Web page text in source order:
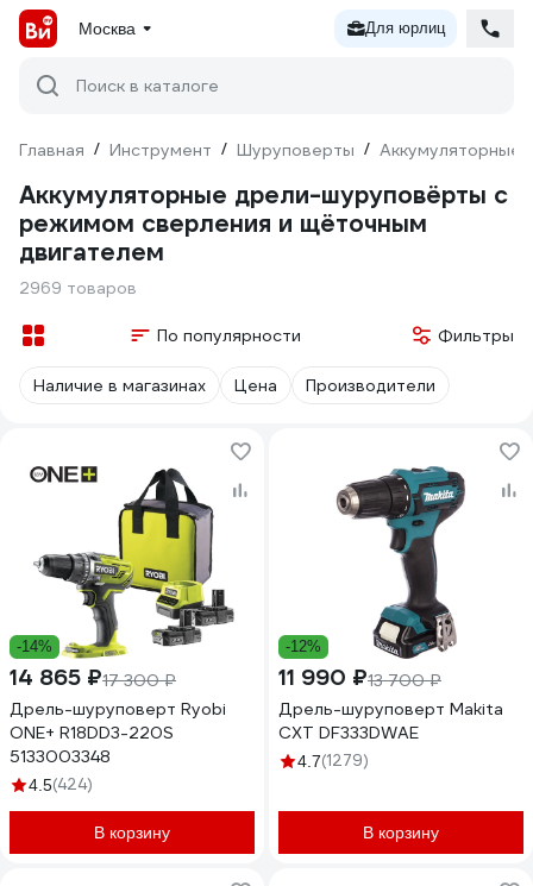
Москва Для юрлиц
Поиск в каталоге
Главная / Инструмент / Шуруповерты / Аккумуляторные
Аккумуляторные дрели-шуруповёрты с
режимом сверления и щёточным
двигателем
2969 товаров
По популярности Фильтры
Наличие в магазинах Цена Производители
-14%
14 865 ₽17 300 ₽
Дрель-шуруповерт Ryobi
ONE+ R18DD3-220S
5133003348
4.5(424)
В корзину
-12%
11 990 ₽13 700 ₽
Дрель-шуруповерт Makita
CXT DF333DWAE
4.7(1279)
В корзину